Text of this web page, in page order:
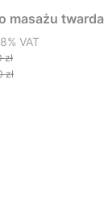
masażu
brutto
VAT
8% VAT
zł
zł